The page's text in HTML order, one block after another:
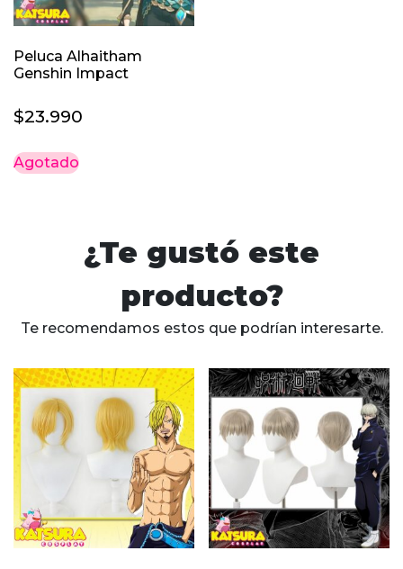
Peluca Alhaitham
Genshin Impact
$23.990
Agotado
¿Te gustó este
producto?
Te recomendamos estos que podrían interesarte.